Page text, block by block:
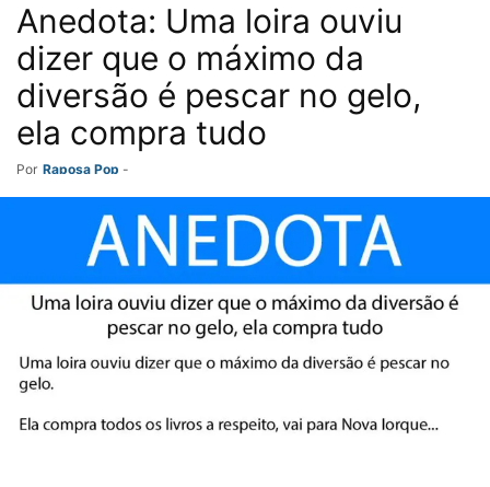
Anedota: Uma loira ouviu
dizer que o máximo da
diversão é pescar no gelo,
ela compra tudo
Por Raposa Pop -